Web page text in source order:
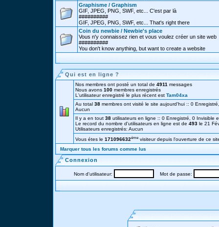
Graphisme / Graphism
GIF, JPEG, PNG, SWF, etc... C'est par là
##########
GIF, JPEG, PNG, SWF, etc... That's right there
Coin du newbie / Newbie's place
Vous n'y connaissez rien et vous voulez créer un site web
##########
You don't know anything, but want to create a website
Qui est en ligne ?
Nos membres ont posté un total de 4911 messages
Nous avons 100 membres enregistrés
L'utilisateur enregistré le plus récent est Tam04xa
Au total 38 membres ont visité le site aujourd'hui :: 0
Aucun
Il y a en tout 38 utilisateurs en ligne :: 0 Enregistré, 0
Le record du nombre d'utilisateurs en ligne est de 493 le 21
Utilisateurs enregistrés: Aucun
Vous étes le 171096632éme visiteur depuis l'ouverture de ce
Marquer tous les forums comme lus
Connexion
Nom d'utilisateur: Mot de passe: